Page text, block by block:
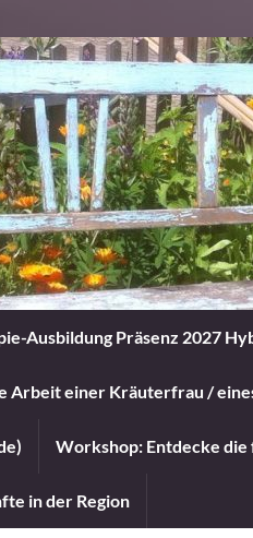
Ausbildung Präsenz 2027
Arbeit einer Kräuterfrau /
Workshop: Entdecke
in der Region